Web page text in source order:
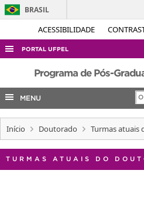
ACESSIBILIDADE
BRASIL
PORTAL UFPEL
ACESSO À INFORMAÇÃO
AUDITORIA
COBALTO
CONCURSOS
EDITAIS
INTERNACIONAL
Programa de Pós-
MENU
Início Doutorado Turmas atuais
TURMAS ATUAIS DO